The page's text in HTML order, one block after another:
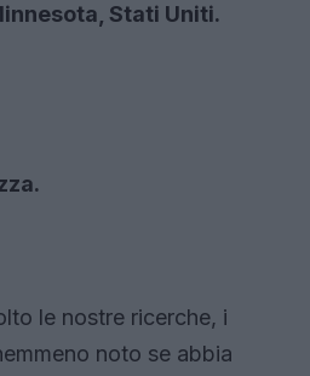
Stati Uniti.
le nostre ricerche, i
noto se abbia